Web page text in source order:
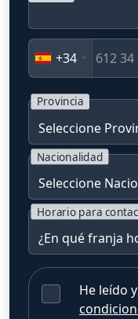
+34
Provincia
Nacionalidad
Horario para
He leído